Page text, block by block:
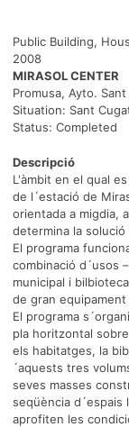
Public Building,
2008
MIRASOL CENTER
Promusa, Ayto.
Situation: Sant
Status: Completed
Descripció
L'àmbit en el qual
de l´estació de
orientada a migdia,
determina la solució
El programa
combinació d´usos
municipal i
de gran
El programa
pla horitzontal
els habitatges, la
´aquests tres
seves masses
seqüència
aprofiten les